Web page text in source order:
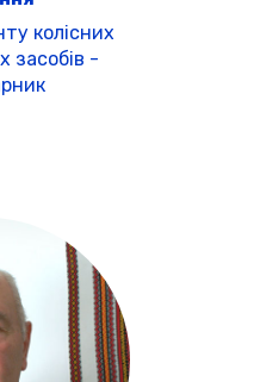
колісних
засобів -